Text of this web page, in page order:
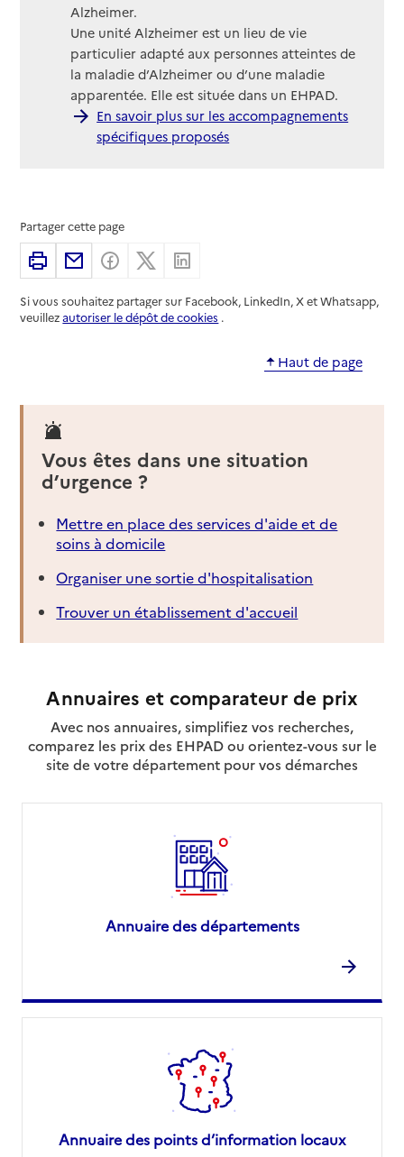
Alzheimer.
Une unité Alzheimer est un lieu de vie
particulier adapté aux personnes atteintes de
la maladie d’Alzheimer ou d’une maladie
apparentée. Elle est située dans un EHPAD.
En savoir plus sur les accompagnements
spécifiques proposés
Partager cette page
ImprimerPartager par email
Partager sur Facebook
Partager sur X
Si vous souhaitez partager sur Facebook, LinkedIn, X et Whatsapp,
veuillezautoriser le dépôt de cookies .
Haut de page
Vous êtes dans une situation
d’urgence ?
Mettre en place des services d'aide et de
soins à domicile
Organiser une sortie d'hospitalisation
Trouver un établissement d'accueil
Annuaires et comparateur de prix
Avec nos annuaires, simplifiez vos recherches,
comparez les prix des EHPAD ou orientez-vous sur le
site de votre département pour vos démarches
Annuaire des départements
Annuaire des points d’information locaux